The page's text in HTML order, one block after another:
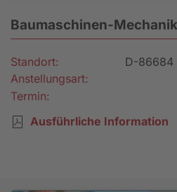
Baumaschinen-
Standort:
D-86684
Anstellungsart:
Termin:
Ausführliche Information